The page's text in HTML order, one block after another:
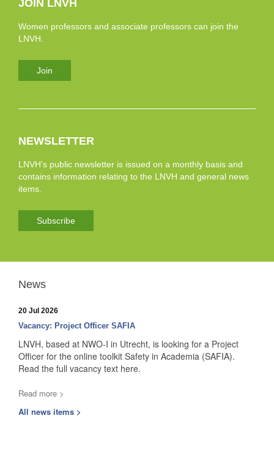
JOIN LNVH
Women professors and associate professors can join the
LNVH.
Join
NEWSLETTER
LNVH’s public newsletter is issued on a monthly basis and
contains information relating to the LNVH and general news
items.
Subscribe
News
20 Jul 2026
Vacancy: Project Officer SAFIA
LNVH, based at NWO-I in Utrecht, is looking for a Project
Officer for the online toolkit Safety in Academia (SAFIA).
Read the full vacancy text here.
Read more >
All news items >